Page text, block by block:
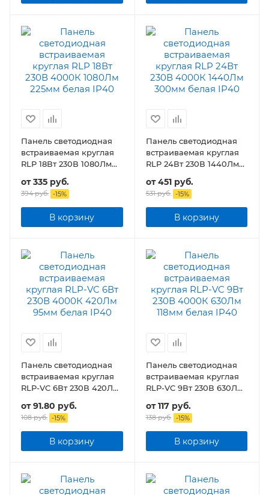
Панель светодиодная
встраиваемая круглая
RLP 18Вт 230В 1080Лм
от335 руб.
394 руб. -15%
В корзину
Панель светодиодная
встраиваемая круглая
RLP 24Вт 230В 1440Лм
от451 руб.
531 руб. -15%
В корзину
Панель светодиодная
встраиваемая круглая
RLP-VC 6Вт 230В 420Лм
от91.80 руб.
108 руб. -15%
В корзину
Панель светодиодная
встраиваемая круглая
RLP-VC 9Вт 230В 630Лм
от117 руб.
138 руб. -15%
В корзину